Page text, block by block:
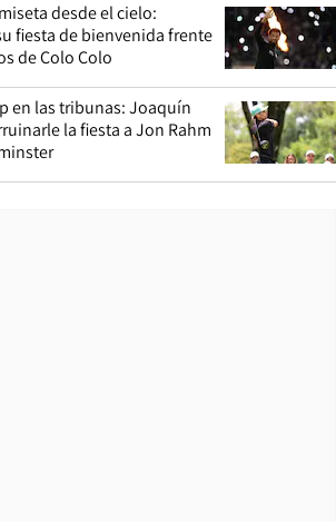
desde el cielo:
fiesta de bienvenida frente
de Colo Colo
en las tribunas: Joaquín
la fiesta a Jon Rahm